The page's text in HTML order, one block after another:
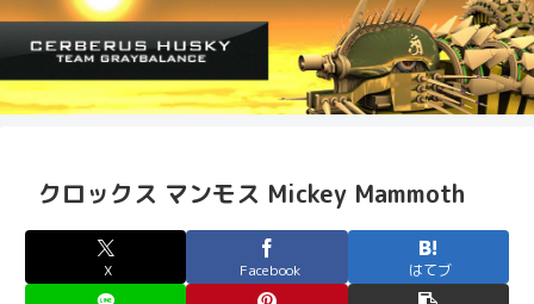
クロックス マンモス Mickey Mammoth
X Facebook はてブ